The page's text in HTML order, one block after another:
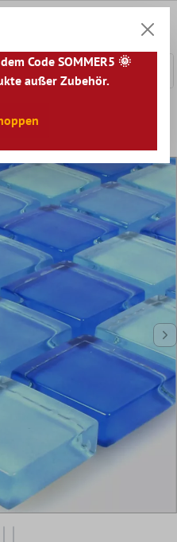
Neptune
Code SOMMER5 🌞
außer Zubehör.